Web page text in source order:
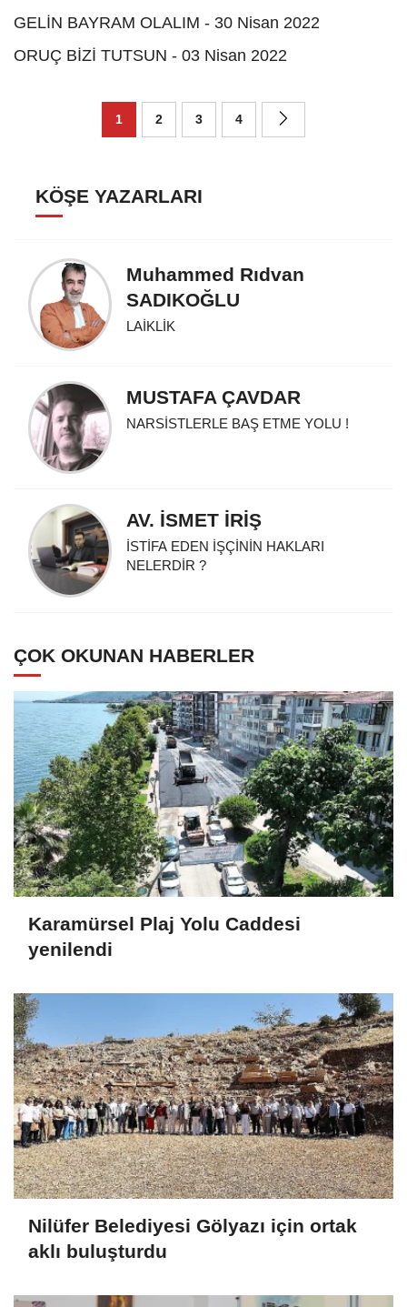
GELİN BAYRAM OLALIM - 30 Nisan 2022
ORUÇ BİZİ TUTSUN - 03 Nisan 2022
1 2 3 4
KÖŞE YAZARLARI
Muhammed Rıdvan
SADIKOĞLU
LAİKLİK
MUSTAFA ÇAVDAR
NARSİSTLERLE BAŞ ETME YOLU !
AV. İSMET İRİŞ
İSTİFA EDEN İŞÇİNİN HAKLARI
NELERDİR ?
ÇOK OKUNAN HABERLER
Karamürsel Plaj Yolu Caddesi
yenilendi
Nilüfer Belediyesi Gölyazı için ortak
aklı buluşturdu